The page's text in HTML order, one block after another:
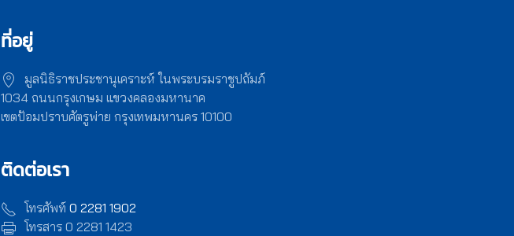
ที่อยู่
มูลนิธิราชประชานุเคราะห์ ในพระบรมราชูปถัมภ์
1034 ถนนกรุงเกษม แขวงคลองมหานาค
เขตป้อมปราบศัตรูพ่าย กรุงเทพมหานคร 10100
ติดต่อเรา
โทรศัพท์ 0 2281 1902
โทรสาร 0 2281 1423